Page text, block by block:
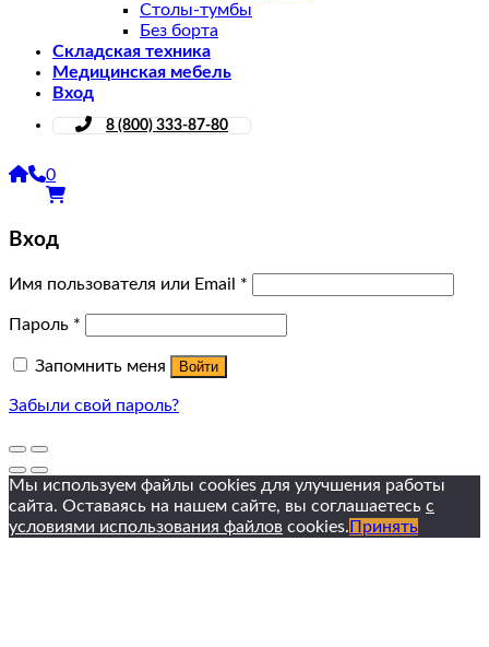
Столы-тумбы
Без борта
Складская техника
Медицинская мебель
Вход
8 (800) 333-87-80
0
Вход
Имя пользователя или Email *
Пароль *
Запомнить меня Войти
Забыли свой пароль?
Мы используем файлы cookies для улучшения работы
сайта. Оставаясь на нашем сайте, вы соглашаетесь с
условиями использования файлов cookies. Принять